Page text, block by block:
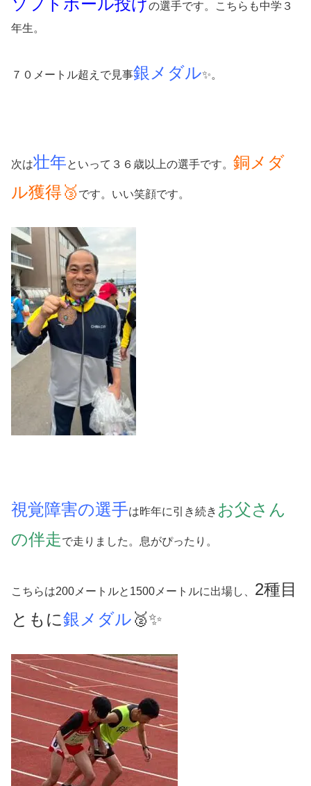
の選手です。こちらも中学３
年生。
７０メートル超えで見事銀メダル✨。
次は壮年といって３６歳以上の選手です。 銅メダ
ル獲得🥉 です。いい笑顔です。
視覚障害の選手は昨年に引き続き お父さん
の伴走で走りました。息がぴったり。
こちらは200メートルと1500メートルに出場し、 2種目
ともに銀メダル🥈✨